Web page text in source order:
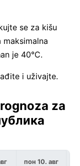
se za kišu
je 40°C.
i uživajte.
za
пон 10. авг